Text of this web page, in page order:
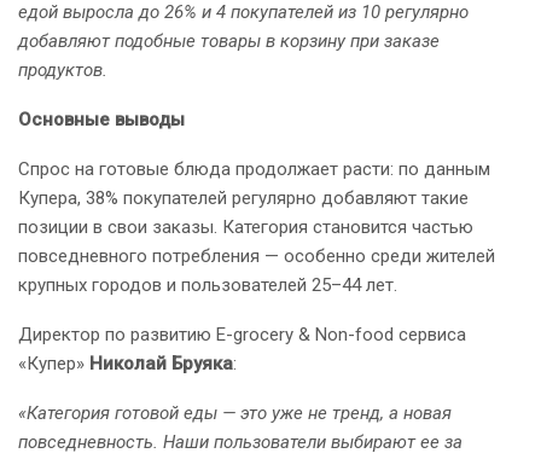
едой выросла до 26% и 4 покупателей из 10 регулярно
добавляют подобные товары в корзину при заказе
продуктов.
Основные выводы
Спрос на готовые блюда продолжает расти: по данным
Купера, 38% покупателей регулярно добавляют такие
позиции в свои заказы. Категория становится частью
повседневного потребления — особенно среди жителей
крупных городов и пользователей 25–44 лет.
Директор по развитию E-grocery & Non-food сервиса
«Купер» Николай Бруяка:
«Категория готовой еды — это уже не тренд, а новая
повседневность. Наши пользователи выбирают ее за